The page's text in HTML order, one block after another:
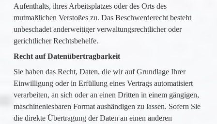
Aufenthalts, ihres Arbeitsplatzes oder des Orts des
mutmaßlichen Verstoßes zu. Das Beschwerderecht besteht
unbeschadet anderweitiger verwaltungsrechtlicher oder
gerichtlicher Rechtsbehelfe.
Recht auf Datenübertragbarkeit
Sie haben das Recht, Daten, die wir auf Grundlage Ihrer
Einwilligung oder in Erfüllung eines Vertrags automatisiert
verarbeiten, an sich oder an einen Dritten in einem gängigen,
maschinenlesbaren Format aushändigen zu lassen. Sofern Sie
die direkte Übertragung der Daten an einen anderen